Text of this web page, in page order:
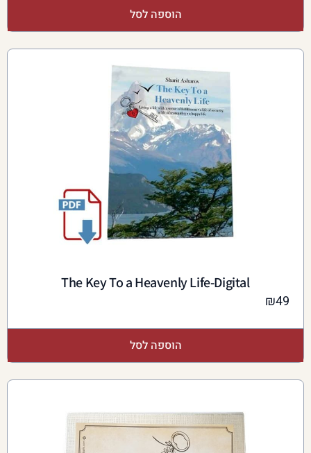
הוספה לסל
The Key To a Heavenly Life-Digital
₪49
הוספה לסל